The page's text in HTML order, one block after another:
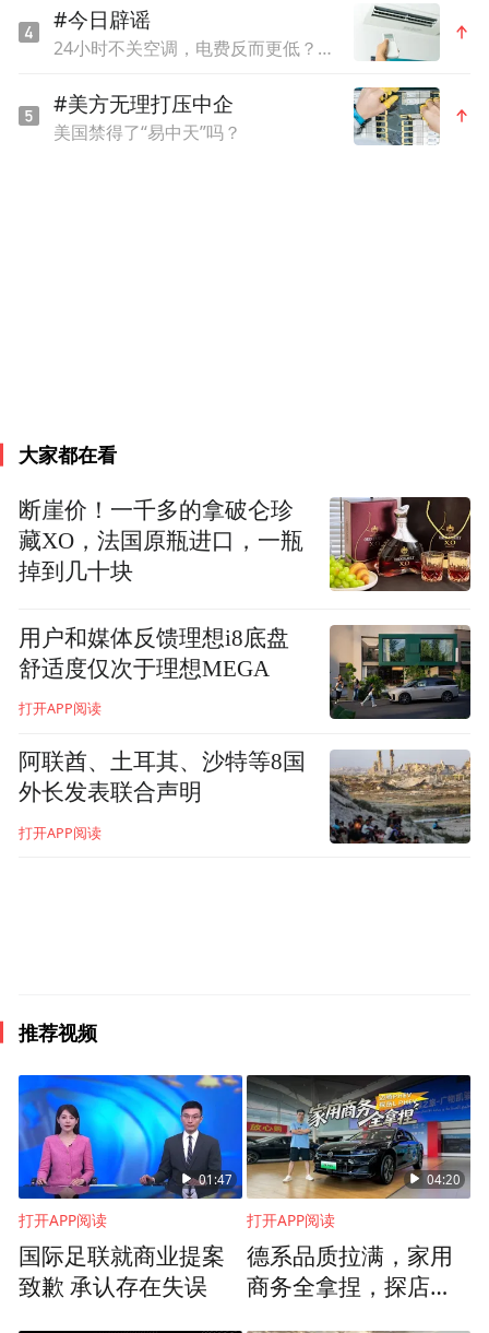
据杨洁介绍，自2018年起，抖音启动了助力
乡村文旅公益项目"山里Dou是好风光"，从脱
贫攻坚走到乡村振兴，项目一直坚持四个原
则，方向可持续、投入可持续、产业可持
经济”新路径，促进乡村文旅发展和城乡社会
融合、带动更多农民就业、快速提升乡村品
牌影响力、保护传承乡村文化景观和非物质
文化遗产，在乡村高质量发展上发挥抖音的
同时，她希望能够看到乡村文旅发展带动城
乡社会融合发展，带动更多农民收入，带动
以下为杨洁演讲实录：
零后、九五后。说到乡村振兴、乡村文旅的
发展，实际上我是从2018年开始代表抖音在
做乡村发展的相关工作。
去年是在疫情的情况下，我们在抖音平台上
看到关于乡村文旅相关的视频有415亿次的点
赞，评论超过58亿条。在这些数据的背后，
我们能够看到乡村的美食、特色风光，包括
#今日辟谣
24小时不关空调，电费反而更低？网友吵翻，官方回应
#美方无理打压中企
美国禁得了“易中天”吗？
大家都在看
断崖价！一千多的拿破仑珍
藏XO，法国原瓶进口，一瓶
掉到几十块
用户和媒体反馈理想i8底盘
舒适度仅次于理想MEGA
打开APP阅读
阿联酋、土耳其、沙特等8国
外长发表联合声明
打开APP阅读
推荐视频
01:47
打开APP阅读
国际足联就商业提案
致歉 承认存在失误
04:20
打开APP阅读
德系品质拉满，家用
商务全拿捏，探店一